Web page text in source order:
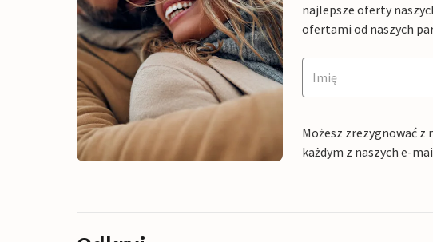
najlepsze oferty
ofertami od naszych
Możesz zrezygnować
każdym z naszych e-